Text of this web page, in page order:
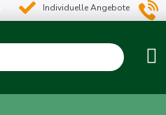
Individuelle Angebote